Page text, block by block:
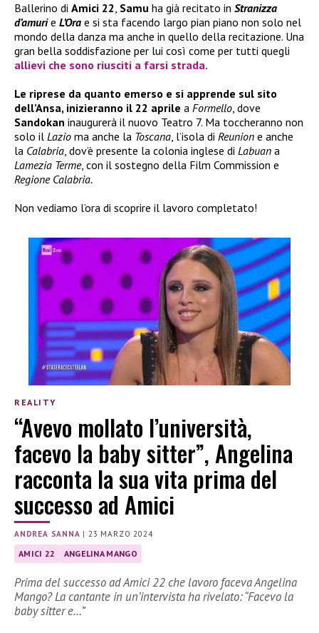
Ballerino di Amici 22, Samu ha già recitato in Stranizza
d’amurie L’Ora e si sta facendo largo pian piano non solo nel
mondo della danza ma anche in quello della recitazione. Una
gran bella soddisfazione per lui così come per tutti quegli
allievi che sono riusciti a farsi strada.
Le riprese da quanto emerso e si apprende sul sito
dell’Ansa, inizieranno il 22 aprile a Formello, dove
Sandokan inaugurerà il nuovo Teatro 7. Ma toccheranno non
solo il Lazio ma anche la Toscana, l’isola di Reunion e anche
la Calabria, dov’è presente la colonia inglese di Labuan a
Lamezia Terme, con il sostegno della Film Commission e
Regione Calabria.
Non vediamo l’ora di scoprire il lavoro completato!
REALITY
“Avevo mollato l’università,
facevo la baby sitter”, Angelina
racconta la sua vita prima del
successo ad Amici
ANDREA SANNA |23 MARZO 2024
AMICI 22 ANGELINA MANGO
Prima del successo ad Amici 22 che lavoro faceva Angelina
Mango? La cantante in un’intervista ha rivelato: “Facevo la
baby sitter e…”